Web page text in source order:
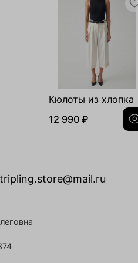
Кюлоты из хлопка
12 990 ₽